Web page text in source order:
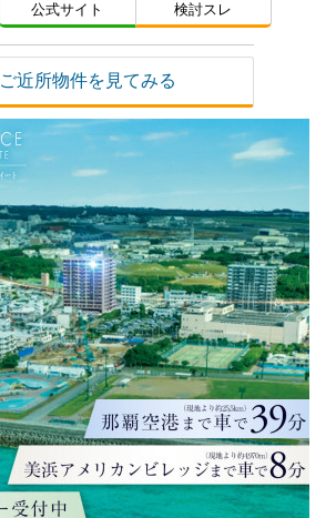
公式サイト 検討スレ
ご近所物件を見てみる